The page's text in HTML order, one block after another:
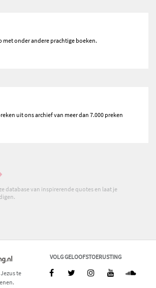
met onder andere prachtige boeken.
uit ons archief van meer dan 7.000 preken
database van inspirerende quotes en laat je
te
VOLG GELOOFSTOERUSTING